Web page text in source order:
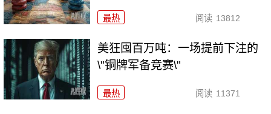
最热 阅读 13812
美狂囤百万吨：一场提前下注的
\"铜牌军备竞赛\"
最热 阅读 11371